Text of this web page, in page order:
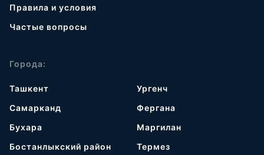
Правила и условия
Частые вопросы
Города:
Ташкент
Самарканд
Бухара
Бостанлыкский район
Ургенч
Фергана
Маргилан
Термез